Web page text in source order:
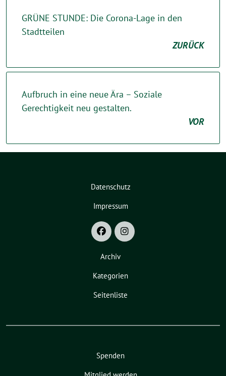
GRÜNE STUNDE: Die Corona-Lage in den
Stadtteilen
ZURÜCK
Aufbruch in eine neue Ära – Soziale
Gerechtigkeit neu gestalten.
VOR
Datenschutz
Impressum
Archiv
Kategorien
Seitenliste
Spenden